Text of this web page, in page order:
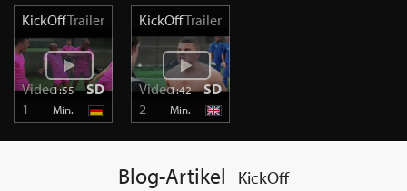
KickOffTrailer
Video
1
1:55
Min.
SD
KickOffTrailer
Video
2
1:42
Min.
SD
Blog-Artikel
KickOff